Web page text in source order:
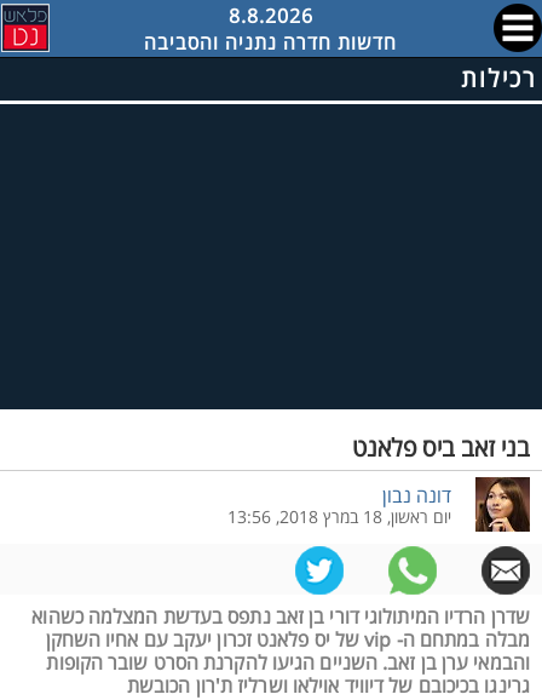
8.8.2026
חדשות חדרה נתניה והסביבה
רכילות
בני זאב ביס פלאנט
דונה נבון
יום ראשון, 18 במרץ 2018, 13:56
שדרן הרדיו המיתולוגי דורי בן זאב נתפס בעדשת המצלמה כשהוא
מבלה במתחם ה- vip של יס פלאנט זכרון יעקב עם אחיו השחקן
והבמאי ערן בן זאב. השניים הגיעו להקרנת הסרט שובר הקופות
גרינגו בכיכובם של דיוויד אוילאו ושרליז ת'רון הכובשת